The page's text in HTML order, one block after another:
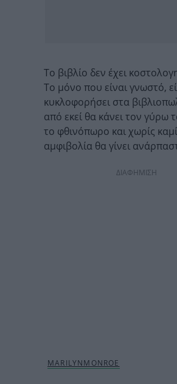
Το βιβλίο δεν έχει
Το μόνο που είναι γνωστό,
κυκλοφορήσει στα
από εκεί θα κάνει τον γύρω
το φθινόπωρο και χωρίς
αμφιβολία θα γίνει
ΔΙΑΦΗΜΙΣΗ